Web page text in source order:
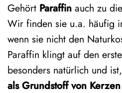
Gehört Paraffin auch zu
Wir finden sie u.a. häufig
wenn sie nicht den
Paraffin klingt auf den
besonders natürlich und
als Grundstoff von Kerzen